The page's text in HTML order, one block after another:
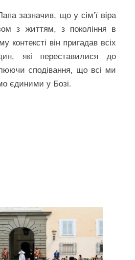
зазначив, що у сім’ї віра
з життям, з покоління в
контексті він пригадав всіх
які переставилися до
сподівання, що всі ми
єдиними у Бозі.